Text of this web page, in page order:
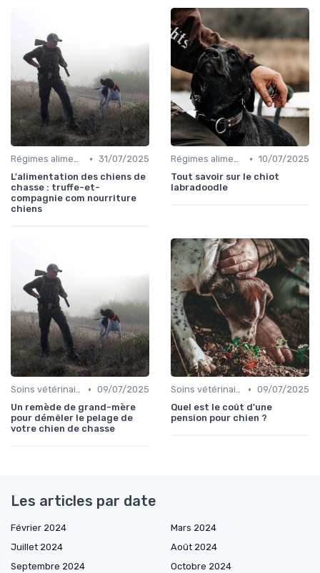
Régimes alimentaires spécifiques • 31/07/2025
L'alimentation des chiens de
chasse : truffe-et-
compagnie com nourriture
chiens
Régimes alimentaires spécifiques • 10/07/2025
Tout savoir sur le chiot
labradoodle
Soins vétérinaires pour chiens de chasse • 09/07/2025
Un remède de grand-mère
pour démêler le pelage de
votre chien de chasse
Soins vétérinaires pour chiens de chasse • 09/07/2025
Quel est le coût d'une
pension pour chien ?
Les articles par date
Février 2024
Mars 2024
Juillet 2024
Août 2024
Septembre 2024
Octobre 2024